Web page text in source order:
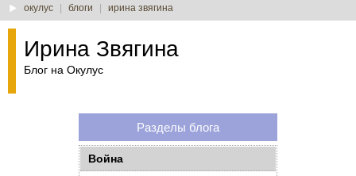
окулус блоги ирина звягина
Ирина Звягина
Блог на Окулус
Разделы блога
Война